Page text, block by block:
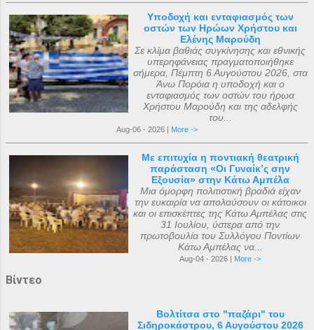
Υποδοχή και ενταφιασμός των
οστών των Ηρώων Χρήστου και
Ελένης Μαρούδη
Σε κλίμα βαθιάς συγκίνησης και εθνικής
υπερηφάνειας πραγματοποιήθηκε
σήμερα, Πέμπτη 6 Αυγούστου 2026, στα
Άνω Πορόια η υποδοχή και ο
ενταφιασμός των οστών του ήρωα
Χρήστου Μαρούδη και της αδελφής
του...
Aug-06 - 2026 | More ->
Με επιτυχία η ποντιακή θεατρική
παράσταση «Οι Γυναίκ’ς σην
Εξουσία» στην Κάτω Αμπέλα
Μια όμορφη πολιτιστική βραδιά είχαν
την ευκαιρία να απολαύσουν οι κάτοικοι
και οι επισκέπτες της Κάτω Αμπέλας στις
31 Ιουλίου, ύστερα από την
πρωτοβουλία του Συλλόγου Ποντίων
Κάτω Αμπέλας να...
Aug-04 - 2026 | More ->
Βίντεο
Βολτίτσα στο "παζάρι" του
Σιδηροκάστρου, 6 Αυγούστου 2026